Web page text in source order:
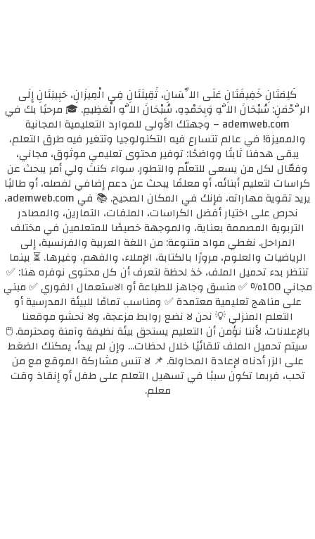
كَلِمَتَانِ خَفِيفَتَانِ عَلَى اللِّسَانِ، ثَقِيلَتَانِ فِي الْمِيزَانِ، حَبِيبَتَانِ إِلَى
الرَّحْمَنِ: سُبْحَانَ اللَّهِ وَبِحَمْدِهِ، سُبْحَانَ اللَّهِ الْعَظِيمِ. 🎓 مرحبًا بك في
ademweb.com – وجهتك الأولى للموارد التعليمية المجانية
والمميزة! في عالم تتسارع فيه التكنولوجيا وتتغير فيه طرق التعلم،
يبقى هدفنا ثابتًا وواضحًا: توفير محتوى تعليمي موثوق، مجاني،
وفعّال لكل من يسعى للتعلّم والتطور. سواء كنتَ ولي أمر يبحث عن
كراسات لتعليم أبنائه، أو معلمًا يبحث عن دعم إضافي لفصله، أو طالبًا
يريد تقوية مهاراته، فإنك في المكان الصحيح. 📚 في ademweb.com،
نحرص على اختيار أفضل الكراسات، الملفات، التمارين، والمصادر
التربوية المصممة بعناية، والموجهة خصيصًا للمتعلمين في مختلف
المراحل. نغطي مواد متنوعة: من اللغة العربية والفرنسية، إلى
الرياضيات والعلوم، مرورًا بالكتابة، الإملاء، والفهم، وغيرها. ⏳ بينما
تنتظر بدء تحميل الملف، خذ لحظة لتعرف أن كل محتوى نوفره هنا: ✅
مجاني 100٪ ✅ منسق وجاهز للطباعة أو الاستعمال الفوري ✅ مبني
على مناهج تعليمية معتمدة ✅ ومناسب تمامًا للبيئة المدرسية أو
التعلم المنزلي 💡 نحن لا نضع روابط مزعجة، ولا نحشو موقعنا
بالإعلانات. لأننا نؤمن أن التعليم يستحق بيئة نظيفة وآمنة ومحترمة. 🖱️
سيتم تحميل الملف تلقائيًا خلال لحظات... وإن لم يبدأ، يمكنك الضغط
على الزر أدناه لإعادة المحاولة. 📌 لا تنس مشاركة الموقع مع من
تحب، فربما تكون سببًا في تسهيل التعلم على طفل أو إنقاذ وقت
معلم.